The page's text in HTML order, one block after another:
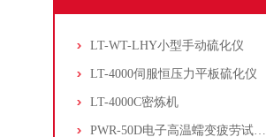
LT-WT-LHY小型手动硫化仪
LT-4000伺服恒压力平板硫化仪
LT-4000C密炼机
PWR-50D电子高温蠕变疲劳试验机